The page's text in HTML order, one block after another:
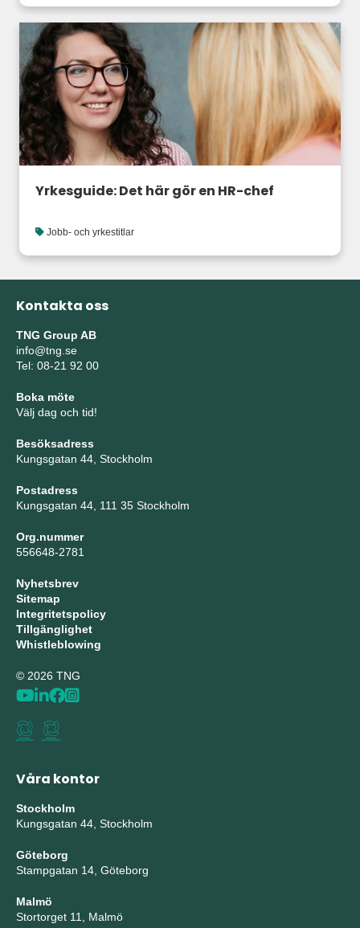
Yrkesguide: Det här gör en HR-chef
Jobb- och yrkestitlar
Kontakta oss
TNG Group AB
info@tng.se
Tel: 08-21 92 00
Boka möte
Välj dag och tid!
Besöksadress
Kungsgatan 44, Stockholm
Postadress
Kungsgatan 44, 111 35 Stockholm
Org.nummer
556648-2781
Nyhetsbrev
Sitemap
Integritetspolicy
Tillgänglighet
Whistleblowing
© 2026 TNG
Våra kontor
Stockholm
Kungsgatan 44, Stockholm
Göteborg
Stampgatan 14, Göteborg
Malmö
Stortorget 11, Malmö